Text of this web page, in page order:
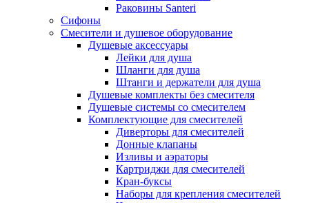
Раковины Santeri
Сифоны
Смесители и душевое оборудование
Душевые аксессуары
Лейки для душа
Шланги для душа
Штанги и держатели для душа
Душевые комплекты без смесителя
Душевые системы со смесителем
Комплектующие для смесителей
Диверторы для смесителей
Донные клапаны
Изливы и аэраторы
Картриджи для смесителей
Кран-буксы
Наборы для крепления смесителей